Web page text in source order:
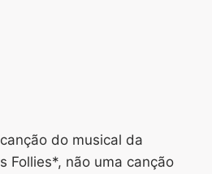
do musical da
Follies*, não uma canção